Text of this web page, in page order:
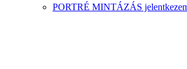
PORTRÉ MINTÁZÁS